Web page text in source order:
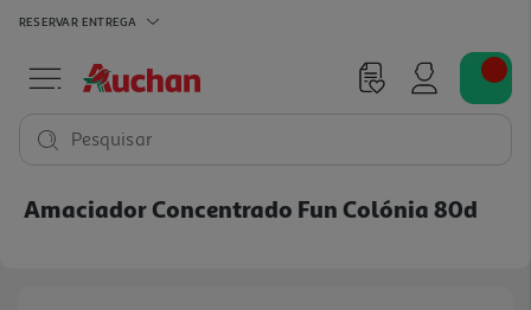
RESERVAR ENTREGA
Pesquisar
Amaciador Concentrado Fun Colónia 80d